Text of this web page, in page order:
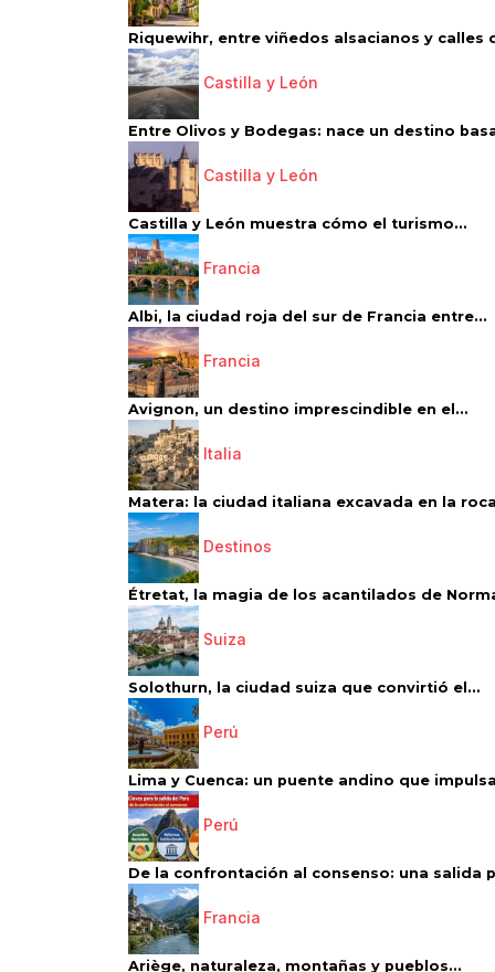
Riquewihr, entre viñedos alsacianos y calles
Castilla y León
Entre Olivos y Bodegas: nace un destino
Castilla y León
Castilla y León muestra cómo el turismo...
Francia
Albi, la ciudad roja del sur de Francia entre...
Francia
Avignon, un destino imprescindible en el...
Italia
Matera: la ciudad italiana excavada en la
Destinos
Étretat, la magia de los acantilados de
Suiza
Solothurn, la ciudad suiza que convirtió el...
Perú
Lima y Cuenca: un puente andino que
Perú
De la confrontación al consenso: una salida
Francia
Ariège, naturaleza, montañas y pueblos...